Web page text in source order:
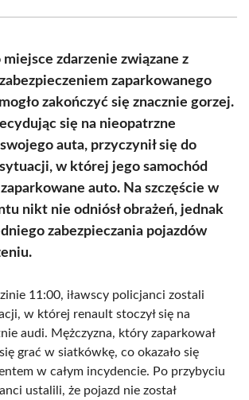
miejsce zdarzenie związane z
zaparkowanego
zakończyć się znacznie gorzej.
się na nieopatrzne
auta, przyczynił się do
w której jego samochód
auto. Na szczęście w
nikt nie odniósł obrażeń, jednak
zabezpieczania pojazdów
11:00, iławscy policjanci zostali
w której renault stoczył się na
audi. Mężczyzna, który zaparkował
grać w siatkówkę, co okazało się
w całym incydencie. Po przybyciu
ustalili, że pojazd nie został